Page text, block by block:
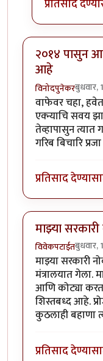
प्रतिसाद
२०१४ पासुन
आहे
विनोदपुनेकरबुधवार,
वाफेवर चहा,
एक्न्याचि सवय
तेव्हापासुन
गरिब बिचारि प्रजा
प्रतिसाद
माझ्या
विवेकपटाईतबुधवार,
माझ्या सरकारी
मंत्रालयात गेला.
आणि कोट्या
शिस्तबध्द आहे.
कुठलाही बहाणा
प्रतिसाद